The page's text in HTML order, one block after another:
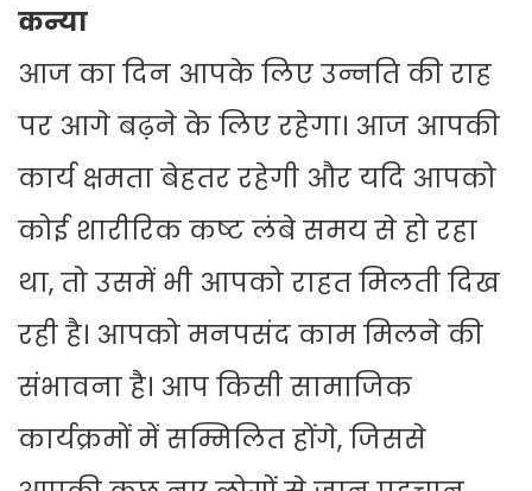
कन्या
आज का दिन आपके लिए उन्नति की राह
पर आगे बढ़ने के लिए रहेगा। आज आपकी
कार्य क्षमता बेहतर रहेगी और यदि आपको
कोई शारीरिक कष्ट लंबे समय से हो रहा
था, तो उसमें भी आपको राहत मिलती दिख
रही है। आपको मनपसंद काम मिलने की
संभावना है। आप किसी सामाजिक
कार्यक्रमों में सम्मिलित होंगे, जिससे